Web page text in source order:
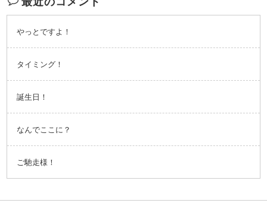
やっとですよ！
タイミング！
誕生日！
なんでここに？
ご馳走様！